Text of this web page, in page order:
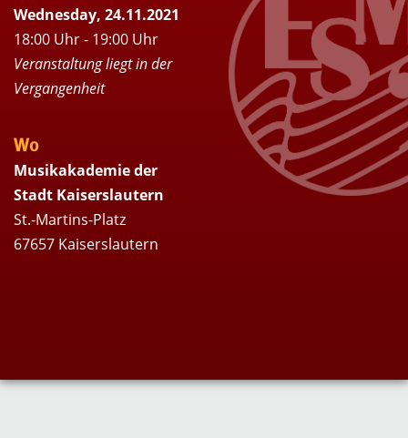
Wednesday, 24.11.2021
18:00 Uhr - 19:00 Uhr
Veranstaltung liegt in der
Vergangenheit
Wo
Musikakademie der
Stadt Kaiserslautern
St.-Martins-Platz
67657 Kaiserslautern